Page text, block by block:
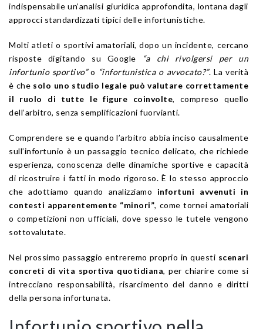
indispensabile un’analisi giuridica approfondita, lontana dagli
approcci standardizzati tipici delle infortunistiche.
Molti atleti o sportivi amatoriali, dopo un incidente, cercano
risposte digitando su Google
“a chi rivolgersi per un
infortunio sportivo”o “infortunistica o avvocato?”. La verità
è che solo uno studio legale può valutare correttamente
il ruolo di tutte le figure coinvolte, compreso quello
dell’arbitro, senza semplificazioni fuorvianti.
Comprendere se e quando l’arbitro abbia inciso causalmente
sull’infortunio è un passaggio tecnico delicato, che richiede
esperienza, conoscenza delle dinamiche sportive e capacità
di ricostruire i fatti in modo rigoroso. È lo stesso approccio
che adottiamo quando analizziamo infortuni avvenuti in
contesti apparentemente “minori”, come tornei amatoriali
o competizioni non ufficiali, dove spesso le tutele vengono
sottovalutate.
Nel prossimo passaggio entreremo proprio in questi scenari
concreti di vita sportiva quotidiana, per chiarire come si
intrecciano responsabilità, risarcimento del danno e diritti
della persona infortunata.